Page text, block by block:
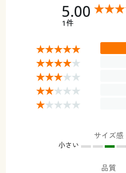
5.00
1件
サイズ感
小さい
品質